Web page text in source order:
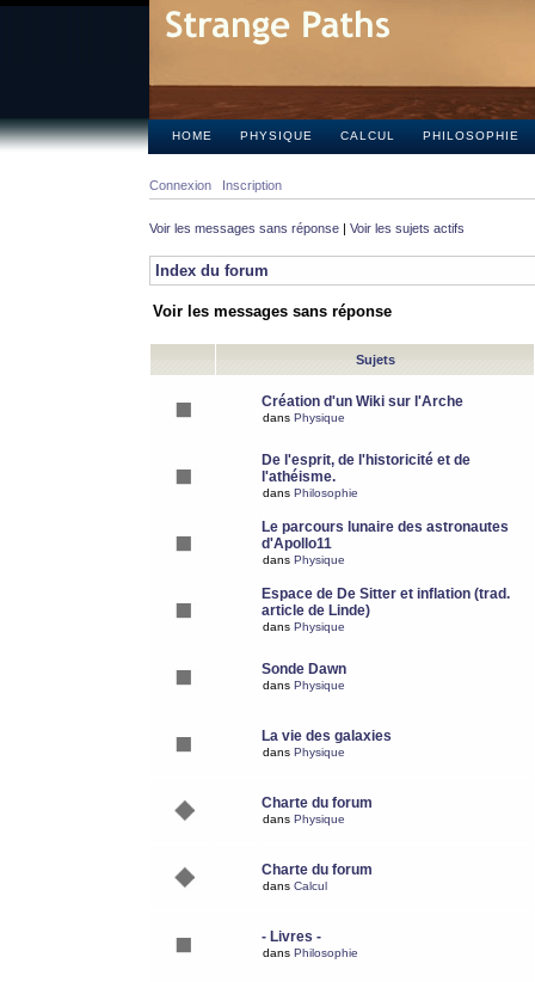
HOME PHYSIQUE CALCUL PHILOSOPHIE
Connexion Inscription
Voir les messages sans réponse | Voir les sujets actifs
Index du forum
Voir les messages sans réponse
Sujets
Création d'un Wiki sur l'Arche
dans Physique
De l'esprit, de l'historicité et de
l'athéisme.
dans Philosophie
Le parcours lunaire des astronautes
d'Apollo11
dans Physique
Espace de De Sitter et inflation (trad.
article de Linde)
dans Physique
Sonde Dawn
dans Physique
La vie des galaxies
dans Physique
Charte du forum
dans Physique
Charte du forum
dans Calcul
- Livres -
dans Philosophie